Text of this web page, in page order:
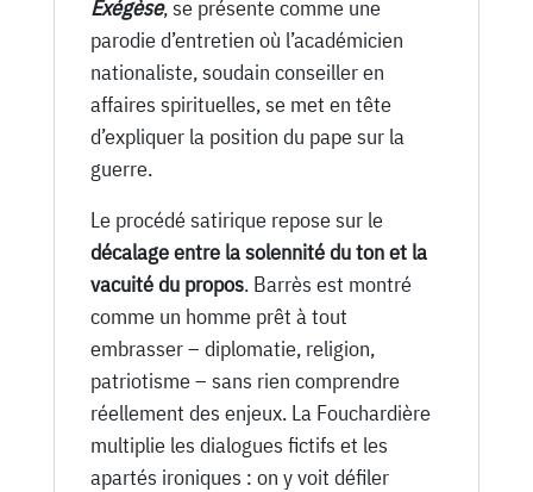
Exégèse, se présente comme une
parodie d’entretien où l’académicien
nationaliste, soudain conseiller en
affaires spirituelles, se met en tête
d’expliquer la position du pape sur la
guerre.
Le procédé satirique repose sur le
décalage entre la solennité du ton et la
vacuité du propos. Barrès est montré
comme un homme prêt à tout
embrasser – diplomatie, religion,
patriotisme – sans rien comprendre
réellement des enjeux. La Fouchardière
multiplie les dialogues fictifs et les
apartés ironiques : on y voit défiler